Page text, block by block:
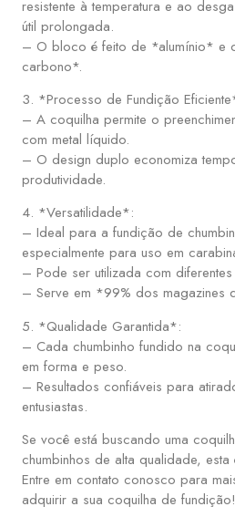
resistente à temperatura e ao
útil prolongada.
– O bloco é feito de *alumínio* e
carbono*.
3. *Processo de Fundição
– A coquilha permite o
com metal líquido.
– O design duplo economiza
produtividade.
4. *Versatilidade*:
– Ideal para a fundição de
especialmente para uso em
– Pode ser utilizada com
– Serve em *99% dos magazines
5. *Qualidade Garantida*:
– Cada chumbinho fundido na
em forma e peso.
– Resultados confiáveis para
entusiastas.
Se você está buscando uma
chumbinhos de alta qualidade,
Entre em contato conosco para
adquirir a sua coquilha de fundição!